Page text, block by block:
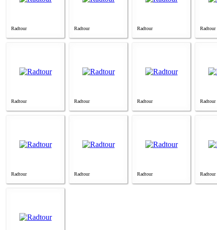
Radtour Radtour Radtour Radtour
Radtour Radtour Radtour Radtour
Radtour Radtour Radtour Radtour